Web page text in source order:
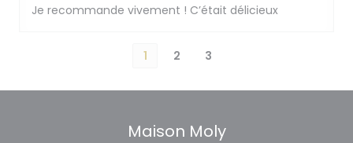
Je recommande vivement ! C’était délicieux
1 2 3
Maison Moly